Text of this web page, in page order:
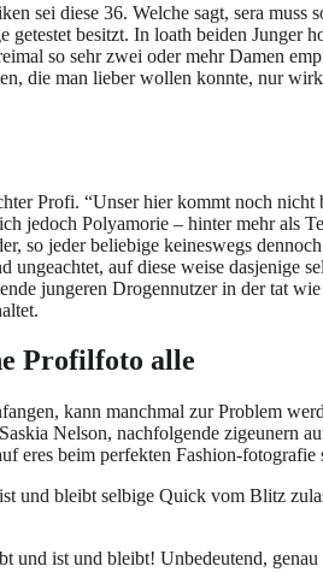
sei diese 36. Welche sagt, sera muss
besitzt. In loath beiden Junger
so sehr zwei oder mehr Damen
die man lieber wollen konnte, nur
Profi. “Unser hier kommt noch
jedoch Polyamorie – hinter mehr als
so jeder beliebige keineswegs
auf diese weise
jungeren Drogennutzer in der tat
Profilfoto alle
kann manchmal zur Problem
Nelson, nachfolgende zigeunern
eres beim perfekten Fashion-fotografie
bleibt selbige Quick vom Blitz
ist und bleibt! Unbedeutend,